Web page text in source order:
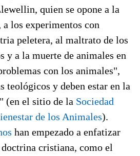
quien se opone a la
los experimentos con
peletera, al maltrato de los
y a la muerte de animales en
con los animales",
teológicos y deben estar en la
(en el sitio de la Sociedad
de los Animales).
han empezado a enfatizar
cristiana, como el